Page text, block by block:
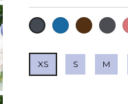
NOIRBLEUCHOCOLAT
XS S M